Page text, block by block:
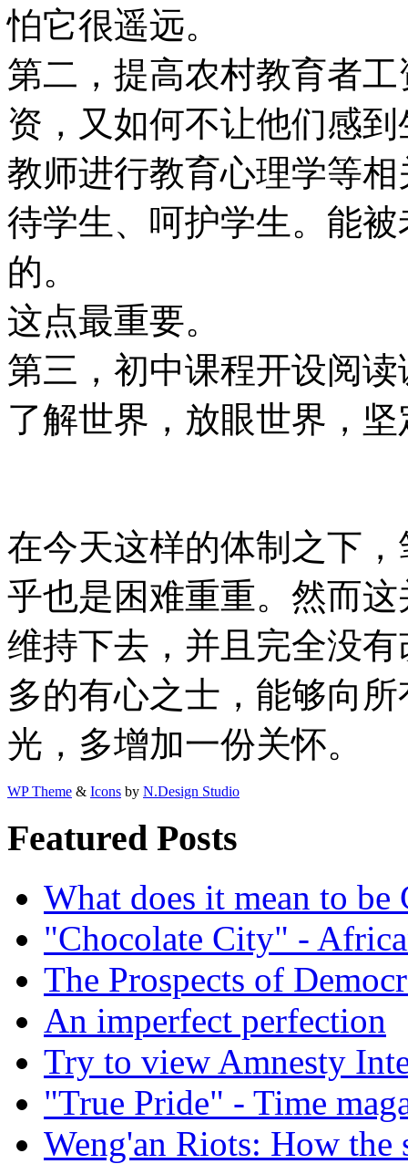
怕它很遥远。
第二，提高农村教育者
资，又如何不让他们感
教师进行教育心理学等
待学生、呵护学生。能
的。
这点最重要。
第三，初中课程开设阅
了解世界，放眼世界，
在今天这样的体制之下
乎也是困难重重。然而
维持下去，并且完全没
多的有心之士，能够向
光，多增加一份关怀。
WP Theme & Icons by N.Design Studio
Featured Posts
What does it mean to be
"Chocolate City" -
The Prospects of
An imperfect perfection
Try to view Amnesty
"True Pride" - Time
Weng'an Riots: How the